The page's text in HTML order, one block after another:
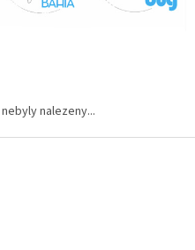
nebyly nalezeny...